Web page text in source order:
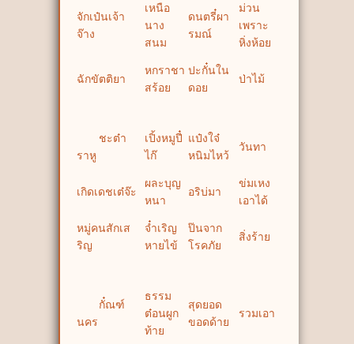
จักเป๋นเจ้า
จ๊าง
เหนือ
นาง
สนม
ดนตรี๋ผา
รมณ์
ม่วน
เพราะ
หิ่งห้อย
ฉักขัตติยา
หกราชา
สร้อย
ปะกั๋นใน
ดอย
ป่าไม้
ชะต๋า
ราหู
เปิ้งหมูปี๋
ไก๊
แป๋งใจ๋
หนิมไหว้
วันทา
เกิดเดชเต๋จ๊ะ
ผละบุญ
หนา
อริบ่มา
ข่มเหง
เอาได้
หมู่คนสักเส
ริญ
จ๋ำเริญ
หายไข้
ป๊นจาก
โรคภัย
สิ่งร้าย
กั๋ณฑ์
นคร
ธรรม
ต๋อนผูก
ท้าย
สุดยอด
ขอดด้าย
รวมเอา